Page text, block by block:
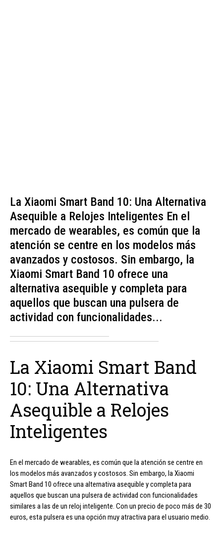
La Xiaomi Smart Band 10: Una Alternativa
Asequible a Relojes Inteligentes En el
mercado de wearables, es común que la
atención se centre en los modelos más
avanzados y costosos. Sin embargo, la
Xiaomi Smart Band 10 ofrece una
alternativa asequible y completa para
aquellos que buscan una pulsera de
actividad con funcionalidades...
La Xiaomi Smart Band
10: Una Alternativa
Asequible a Relojes
Inteligentes
En el mercado de wearables, es común que la atención se centre en
los modelos más avanzados y costosos. Sin embargo, la Xiaomi
Smart Band 10 ofrece una alternativa asequible y completa para
aquellos que buscan una pulsera de actividad con funcionalidades
similares a las de un reloj inteligente. Con un precio de poco más de 30
euros, esta pulsera es una opción muy atractiva para el usuario medio.